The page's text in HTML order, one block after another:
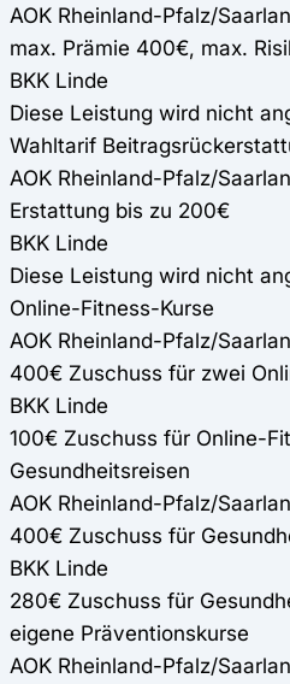
AOK Rheinland-Pfalz/
max. Prämie 400€, max.
BKK Linde
Diese Leistung wird nicht
Wahltarif
AOK Rheinland-Pfalz/
Erstattung bis zu 200€
BKK Linde
Diese Leistung wird nicht
Online-Fitness-Kurse
AOK Rheinland-Pfalz/
400€ Zuschuss für zwei
BKK Linde
100€ Zuschuss für Online-
Gesundheitsreisen
AOK Rheinland-Pfalz/
400€ Zuschuss für
BKK Linde
280€ Zuschuss für
eigene Präventionskurse
AOK Rheinland-Pfalz/